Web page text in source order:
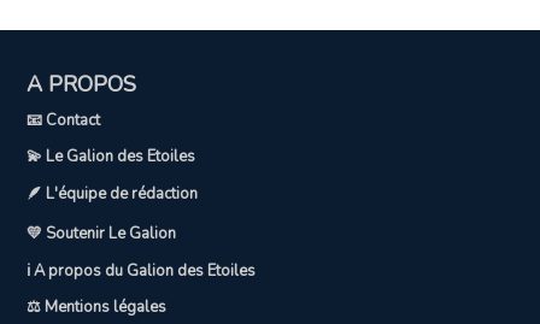
A PROPOS
📧 Contact
💫 Le Galion des Etoiles
🪶 L'équipe de rédaction
💛 Soutenir Le Galion
ℹ️ A propos du Galion des Etoiles
⚖️ Mentions légales